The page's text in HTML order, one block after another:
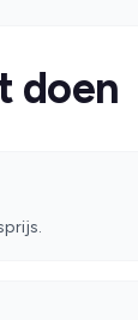
doen